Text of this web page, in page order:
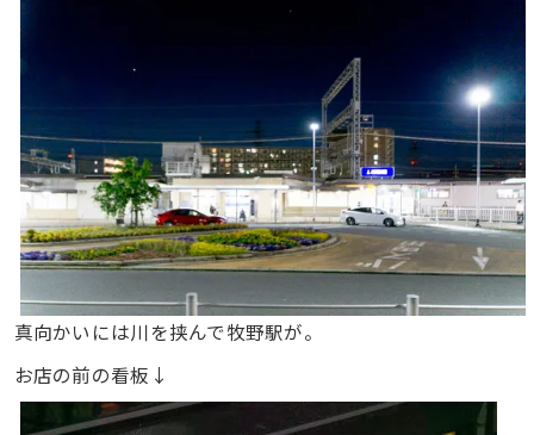
真向かいには川を挟んで牧野駅が。
お店の前の看板↓